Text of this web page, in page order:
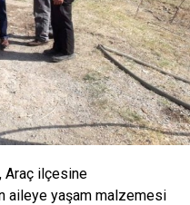
Araç ilçesine
aileye yaşam malzemesi